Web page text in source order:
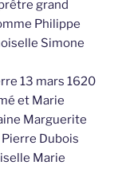
grand
Philippe
Simone
13 mars 1620
et Marie
Marguerite
Dubois
Marie